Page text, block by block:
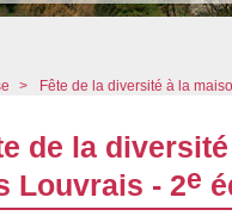
> Fête de la diversité à la
de la
Louvrais - 2e